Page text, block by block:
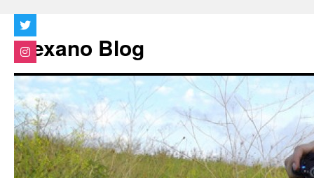
Vai
contenuto
Iltexano Blog